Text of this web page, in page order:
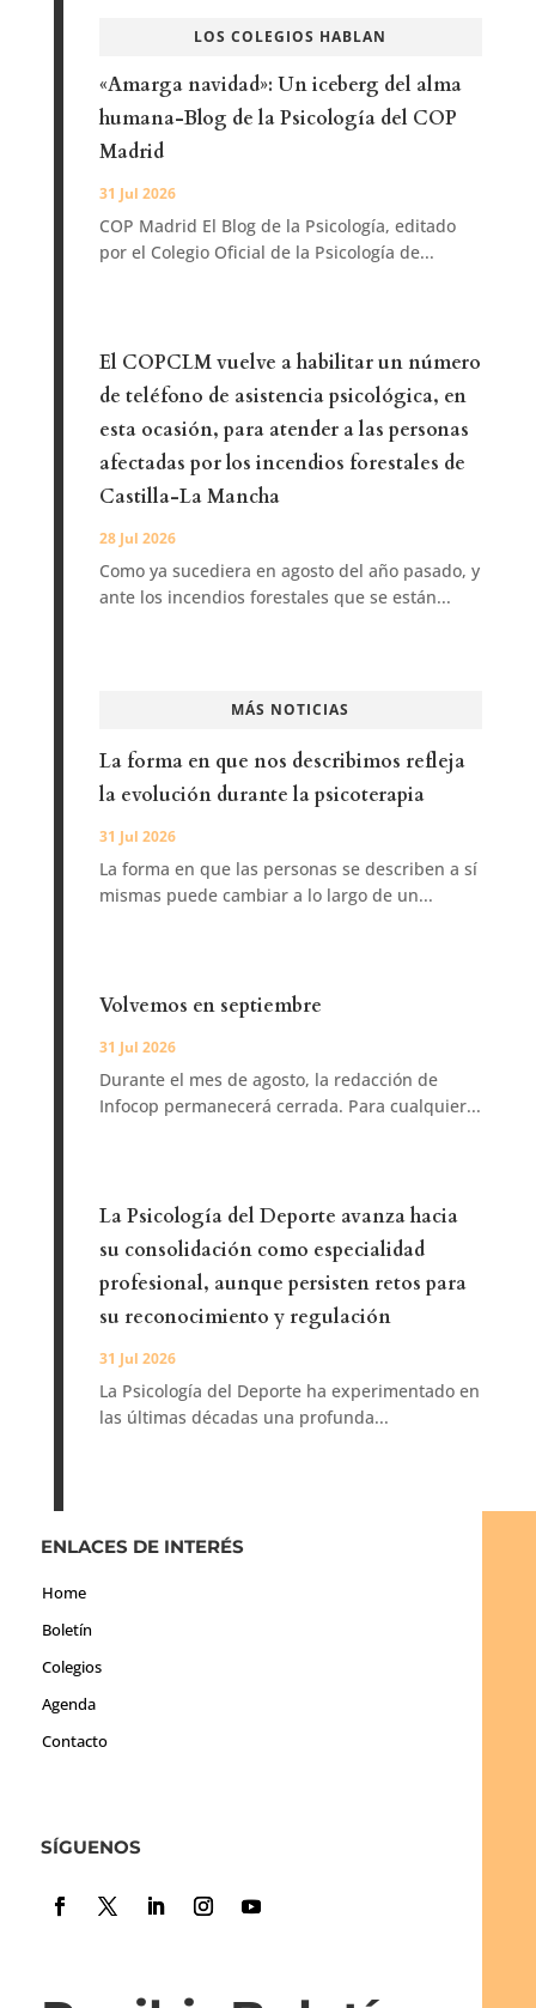
LOS COLEGIOS HABLAN
«Amarga navidad»: Un iceberg del alma
humana-Blog de la Psicología del COP
Madrid
31 Jul 2026
COP Madrid El Blog de la Psicología, editado
por el Colegio Oficial de la Psicología de...
El COPCLM vuelve a habilitar un número
de teléfono de asistencia psicológica, en
esta ocasión, para atender a las personas
afectadas por los incendios forestales de
Castilla-La Mancha
28 Jul 2026
Como ya sucediera en agosto del año pasado, y
ante los incendios forestales que se están...
MÁS NOTICIAS
La forma en que nos describimos refleja
la evolución durante la psicoterapia
31 Jul 2026
La forma en que las personas se describen a sí
mismas puede cambiar a lo largo de un...
Volvemos en septiembre
31 Jul 2026
Durante el mes de agosto, la redacción de
Infocop permanecerá cerrada. Para cualquier...
La Psicología del Deporte avanza hacia
su consolidación como especialidad
profesional, aunque persisten retos para
su reconocimiento y regulación
31 Jul 2026
La Psicología del Deporte ha experimentado en
las últimas décadas una profunda...
ENLACES DE INTERÉS
Home
Boletín
Colegios
Agenda
Contacto
SÍGUENOS